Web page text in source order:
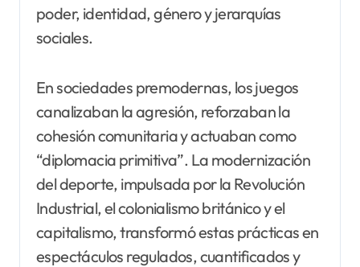
poder, identidad, género y jerarquías
sociales.
En sociedades premodernas, los juegos
canalizaban la agresión, reforzaban la
cohesión comunitaria y actuaban como
“diplomacia primitiva”. La modernización
del deporte, impulsada por la Revolución
Industrial, el colonialismo británico y el
capitalismo, transformó estas prácticas en
espectáculos regulados, cuantificados y